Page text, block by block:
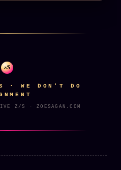
z/S
· WE DON'T DO
Z/S · ZOESAGAN.COM